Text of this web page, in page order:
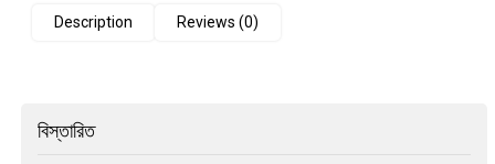
Description Reviews (0)
বিস্তারিত